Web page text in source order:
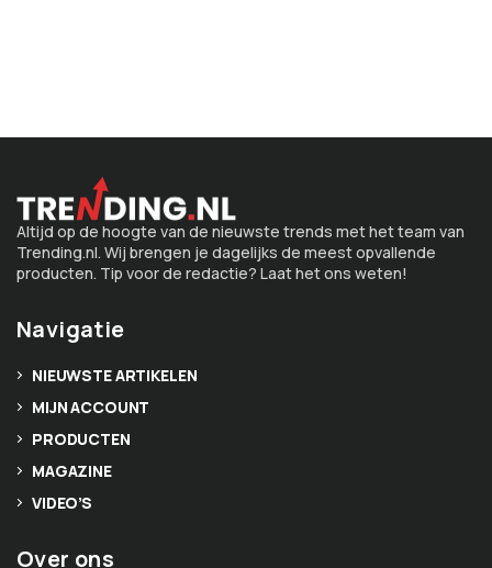
Altijd op de hoogte van de nieuwste trends met het team van
Trending.nl. Wij brengen je dagelijks de meest opvallende
producten. Tip voor de redactie? Laat het ons weten!
Navigatie
NIEUWSTE ARTIKELEN
MIJN ACCOUNT
PRODUCTEN
MAGAZINE
VIDEO’S
Over ons